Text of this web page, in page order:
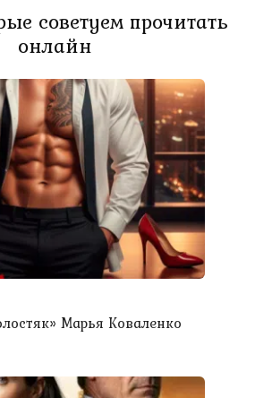
советуем прочитать
онлайн
Марья Коваленко